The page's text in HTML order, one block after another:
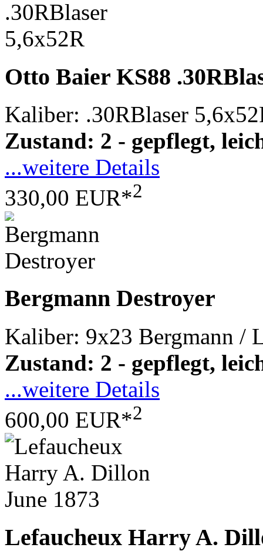
Otto Baier KS88
Kaliber: .30RBlaser
Zustand: 2 - gepflegt,
...weitere Details
330,00 EUR*2
Bergmann Destroyer
Kaliber: 9x23 Bergmann /
Zustand: 2 - gepflegt,
...weitere Details
600,00 EUR*2
Lefaucheux Harry A.